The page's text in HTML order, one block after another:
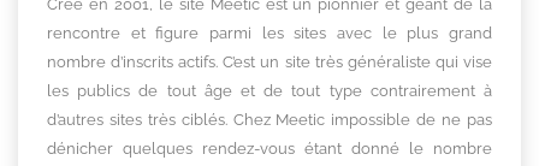
rencontre et figure parmi les sites avec le plus grand
nombre d’inscrits actifs. C’est un site très généraliste qui vise
les publics de tout âge et de tout type contrairement à
d’autres sites très ciblés. Chez Meetic impossible de ne pas
dénicher quelques rendez-vous étant donné le nombre